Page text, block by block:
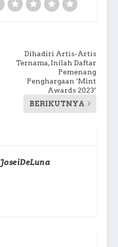
Dihadiri Artis-Artis
Ternama, Inilah Daftar
Pemenang
Penghargaan ‘Mint
Awards 2023’
BERIKUTNYA
JoseiDeLuna